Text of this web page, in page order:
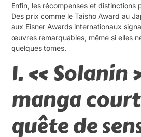
Enfin, les récompenses et distinctions
Des prix comme le Taisho Award au
aux Eisner Awards internationaux
œuvres remarquables, même si elles
quelques tomes.
1. « Solanin
manga
quête de